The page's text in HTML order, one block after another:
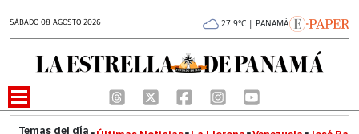
SÁBADO 08 AGOSTO 2026 27.9°C | PANAMÁ